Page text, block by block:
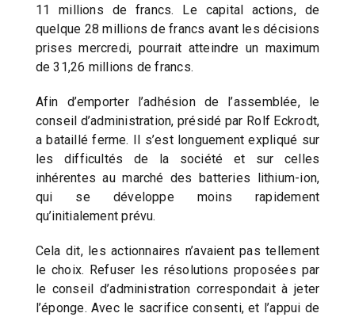
11 millions de francs. Le capital actions, de
quelque 28 millions de francs avant les décisions
prises mercredi, pourrait atteindre un maximum
de 31,26 millions de francs.
Afin d’emporter l’adhésion de l’assemblée, le
conseil d’administration, présidé par Rolf Eckrodt,
a bataillé ferme. Il s’est longuement expliqué sur
les difficultés de la société et sur celles
inhérentes au marché des batteries lithium-ion,
qui se développe moins rapidement
qu’initialement prévu.
Cela dit, les actionnaires n’avaient pas tellement
le choix. Refuser les résolutions proposées par
le conseil d’administration correspondait à jeter
l’éponge. Avec le sacrifice consenti, et l’appui de